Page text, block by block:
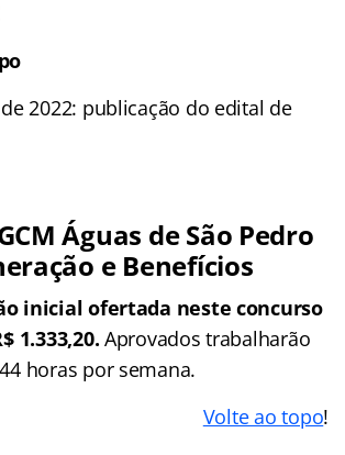
2022: publicação do edital de
Águas de São Pedro
e Benefícios
inicial ofertada neste concurso
1.333,20. Aprovados trabalharão
horas por semana.
Volte ao topo!